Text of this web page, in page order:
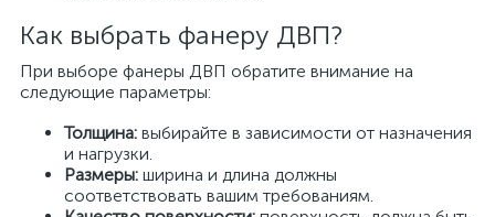
Как выбрать фанеру ДВП?
При выборе фанеры ДВП обратите внимание на
следующие параметры:
Толщина: выбирайте в зависимости от назначения
и нагрузки.
Размеры: ширина и длина должны
соответствовать вашим требованиям.